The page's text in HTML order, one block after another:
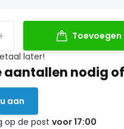
later!
aantallen nodig
aan
op de postvoor 17:00